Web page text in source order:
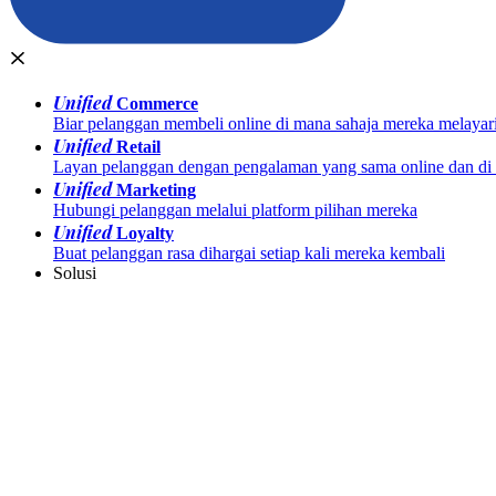
UnifiedCommerce
Biar pelanggan membeli online di mana sahaja mereka melayari
UnifiedRetail
Layan pelanggan dengan pengalaman yang sama online dan
UnifiedMarketing
Hubungi pelanggan melalui platform pilihan mereka
UnifiedLoyalty
Buat pelanggan rasa dihargai setiap kali mereka kembali
Solusi